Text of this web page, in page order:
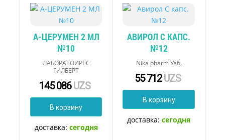
А-ЦЕРУМЕН 2 МЛ
№10
ЛАБОРАТОИРЕС
ГИЛБЕРТ
145 086UZS
В корзину
доставка: сегодня
АВИРОЛ С КАПС.
№12
Nika pharm Узб.
55 712UZS
В корзину
доставка:сегодня